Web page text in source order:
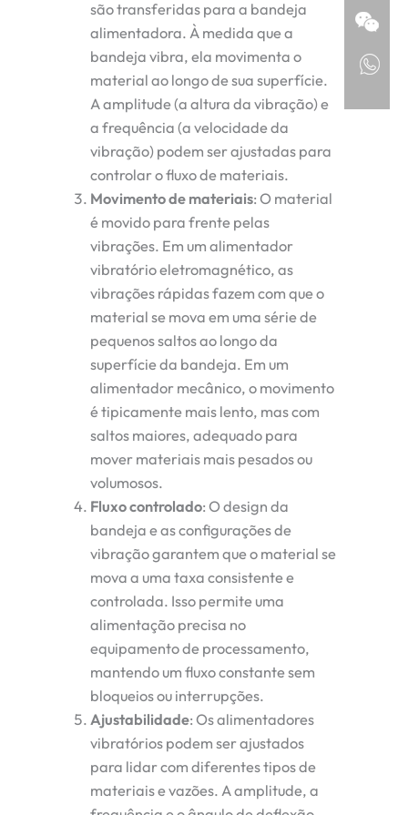
são transferidas para a bandeja
alimentadora. À medida que a
bandeja vibra, ela movimenta o
material ao longo de sua superfície.
A amplitude (a altura da vibração) e
a frequência (a velocidade da
vibração) podem ser ajustadas para
controlar o fluxo de materiais.
Movimento de materiais: O material
é movido para frente pelas
vibrações. Em um alimentador
vibratório eletromagnético, as
vibrações rápidas fazem com que o
material se mova em uma série de
pequenos saltos ao longo da
superfície da bandeja. Em um
alimentador mecânico, o movimento
é tipicamente mais lento, mas com
saltos maiores, adequado para
mover materiais mais pesados ou
volumosos.
Fluxo controlado: O design da
bandeja e as configurações de
vibração garantem que o material se
mova a uma taxa consistente e
controlada. Isso permite uma
alimentação precisa no
equipamento de processamento,
mantendo um fluxo constante sem
bloqueios ou interrupções.
Ajustabilidade: Os alimentadores
vibratórios podem ser ajustados
para lidar com diferentes tipos de
materiais e vazões. A amplitude, a